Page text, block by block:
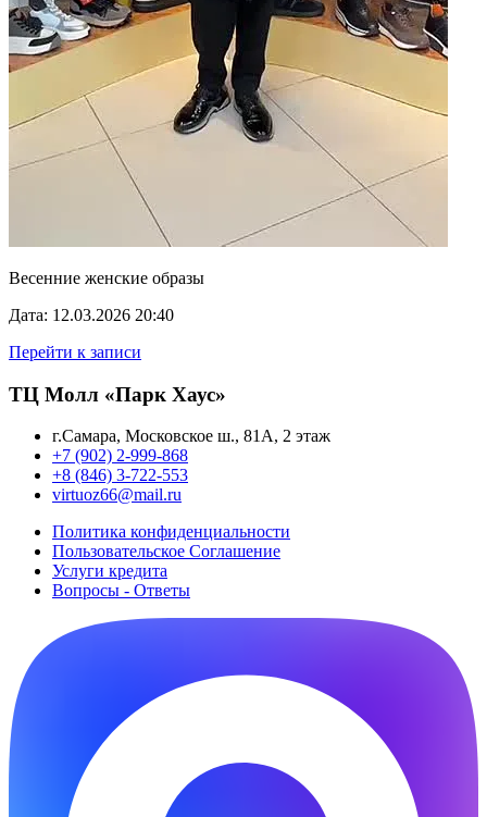
Весенние женские образы
Дата: 12.03.2026 20:40
Перейти к записи
ТЦ Молл «Парк Хаус»
г.Самара, Московское ш., 81А, 2 этаж
+7 (902) 2-999-868
+8 (846) 3-722-553
virtuoz66@mail.ru
Политика конфиденциальности
Пользовательское Cоглашение
Услуги кредита
Вопросы - Ответы